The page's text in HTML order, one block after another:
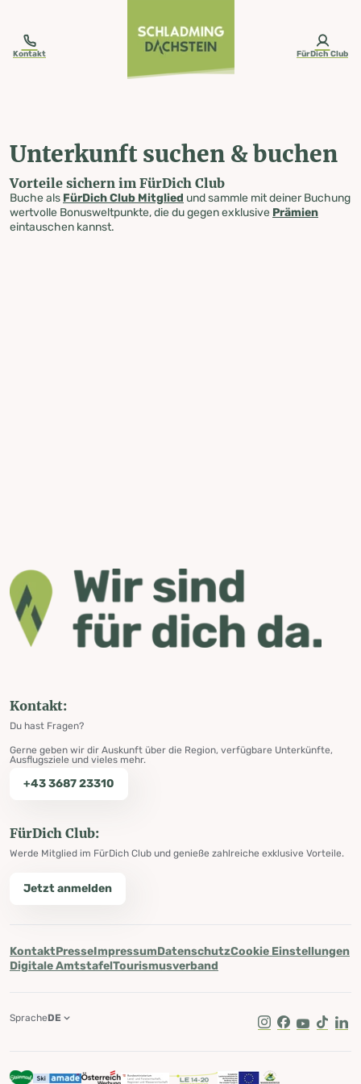
Kontakt FürDich Club
Unterkunft suchen & buchen
Vorteile sichern im FürDich Club
Buche als FürDich Club Mitglied und sammle mit deiner Buchung
wertvolle Bonusweltpunkte, die du gegen exklusive Prämien
eintauschen kannst.
Kontakt:
Du hast Fragen?
Gerne geben wir dir Auskunft über die Region, verfügbare Unterkünfte,
Ausflugsziele und vieles mehr.
+43 3687 23310
FürDich Club:
Werde Mitglied im FürDich Club und genieße zahlreiche exklusive Vorteile.
Jetzt anmelden
KontaktPresseImpressumDatenschutzCookie Einstellungen
Digitale AmtstafelTourismusverband
Instagram
Facebook
Youtube
Tik Tok
SpracheDE